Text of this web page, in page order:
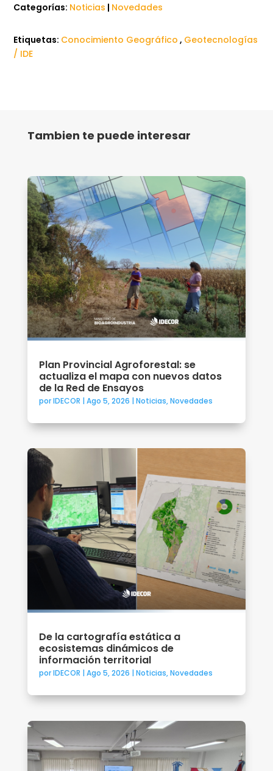
Categorías: Noticias | Novedades
Etiquetas: Conocimiento Geográfico , Geotecnologías
/ IDE
Tambien te puede interesar
Plan Provincial Agroforestal: se
actualiza el mapa con nuevos datos
de la Red de Ensayos
porIDECOR | Ago 5, 2026 | Noticias,Novedades
De la cartografía estática a
ecosistemas dinámicos de
información territorial
porIDECOR | Ago 5, 2026 | Noticias,Novedades